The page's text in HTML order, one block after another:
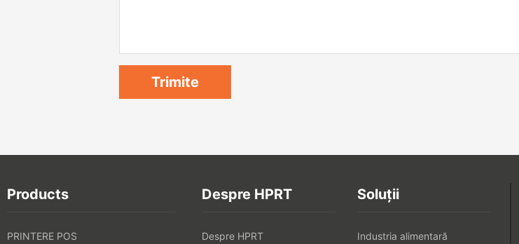
Products
PRINTERE POS
Despre HPRT
Despre HPRT
Soluții
Industria alimentară